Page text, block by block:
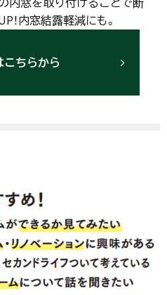
！内窓結露軽減にも。
こちらから